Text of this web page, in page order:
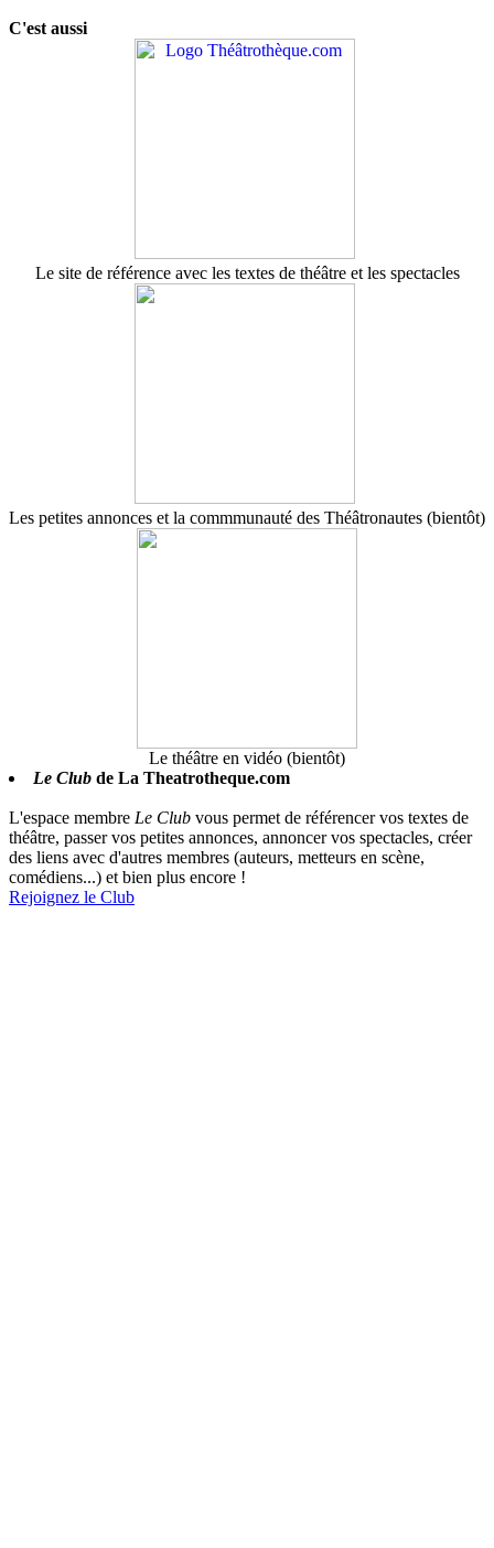
C'est aussi
Le site de référence avec les textes de théâtre et les spectacles
Les petites annonces et la commmunauté des Théâtronautes (bientôt)
Le théâtre en vidéo (bientôt)
Le Club de La Theatrotheque.com
L'espace membre Le Club vous permet de référencer vos textes de
théâtre, passer vos petites annonces, annoncer vos spectacles, créer
des liens avec d'autres membres (auteurs, metteurs en scène,
comédiens...) et bien plus encore !
Rejoignez le Club